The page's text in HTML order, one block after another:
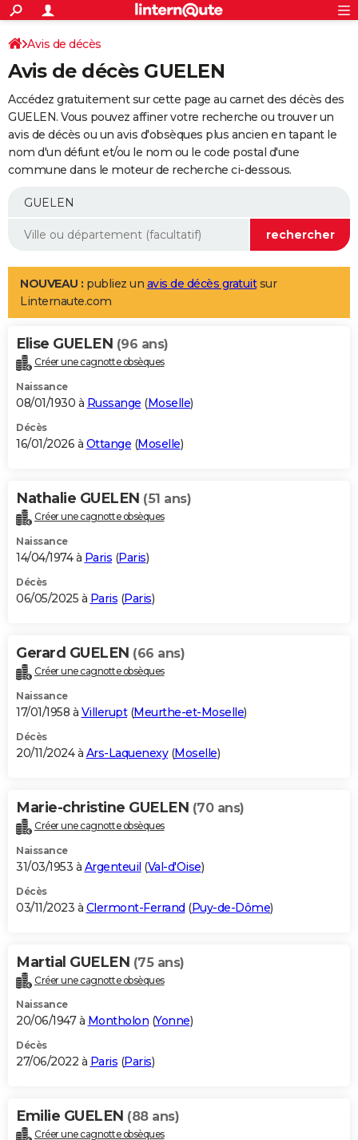
ACTUALITÉS
Politique
Société
Faits Divers
Education
Monde
Villes
+
SPORT
Coupe du monde 2026
Football
Tennis
Cyclisme
Rugby
Forum
Programme TV
TNT
Streaming
Cinéma
Sorties cinéma
Musique
+
FINANCE
Retraite
Epargne
Immobilier
Risques naturels par ville
Banque
Assurance
AUTO
Essais
Réserver un essai
Citadines
Berlines
SUV
Forum auto
+
Mobiles
Meilleur smartphone
Internet
Ordinateurs
Jeux vidéo
Guide high-tech
Aménagement intérieur
LIFESTYLE
Art de vivre
Bien-être
Loisirs
Mode
Modes de vie
Alimentation
Guide de la santé
Maladies
Médicaments
Sommeil
VOYAGE
Destinations
City break
Voyage nature
Voyage de noces
Forum
Climat
+PHOTO
GUIDES D'ACHAT
BONS PLANS
Carte de Noël
Carte Bonne année
Carte Saint-Valentin
Carte Pâques
Carte d'anniversaire
DICTIONNAIRE
Dictionnaire
Biographies
Citations
Expressions
Proverbes
PROGRAMME TV
S'inscrire
Se connecter
Lycées
Collèges
Primaires
Universités
Entreprises
Service militaire
Avis de recherche
AVIS DE DÉCÈS
Bricolage
Lifestyle
Culture
Sport
Auto
Television
Voyage
Cinema
Avis de décès
Avis de décès GUELEN
Accédez gratuitement sur cette page au carnet des décès des
GUELEN. Vous pouvez affiner votre recherche ou trouver un
avis de décès ou un avis d'obsèques plus ancien en tapant le
nom d'un défunt et/ou le nom ou le code postal d'une
commune dans le moteur de recherche ci-dessous.
NOUVEAU : publiez un avis de décès gratuitsur
Linternaute.com
Elise GUELEN (96 ans)
Créer une cagnotte obsèques
Naissance
08/01/1930 à Russange (Moselle)
Décès
16/01/2026 à Ottange (Moselle)
Nathalie GUELEN (51 ans)
Créer une cagnotte obsèques
Naissance
14/04/1974 à Paris (Paris)
Décès
06/05/2025 à Paris (Paris)
Gerard GUELEN (66 ans)
Créer une cagnotte obsèques
Naissance
17/01/1958 à Villerupt(Meurthe-et-Moselle)
Décès
20/11/2024 à Ars-Laquenexy(Moselle)
Marie-christine GUELEN (70 ans)
Créer une cagnotte obsèques
Naissance
31/03/1953 à Argenteuil (Val-d'Oise)
Décès
03/11/2023 à Clermont-Ferrand (Puy-de-Dôme)
Martial GUELEN (75 ans)
Créer une cagnotte obsèques
Naissance
20/06/1947 à Montholon (Yonne)
Décès
27/06/2022 à Paris (Paris)
Emilie GUELEN (88 ans)
Créer une cagnotte obsèques